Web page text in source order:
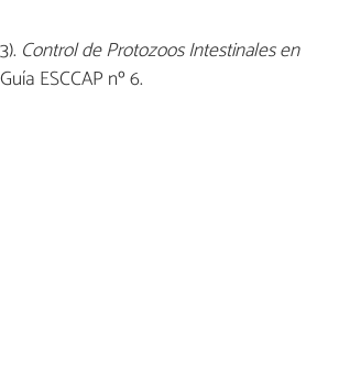
Control de Protozoos Intestinales en
ESCCAP nº 6.